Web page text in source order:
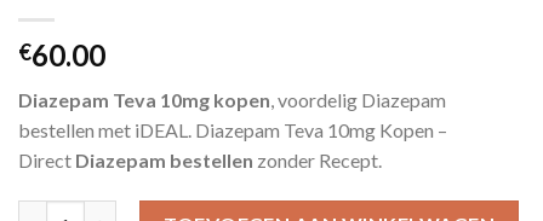
€60.00
Diazepam Teva 10mg kopen, voordelig Diazepam
bestellen met iDEAL. Diazepam Teva 10mg Kopen –
Direct Diazepam bestellen zonder Recept.